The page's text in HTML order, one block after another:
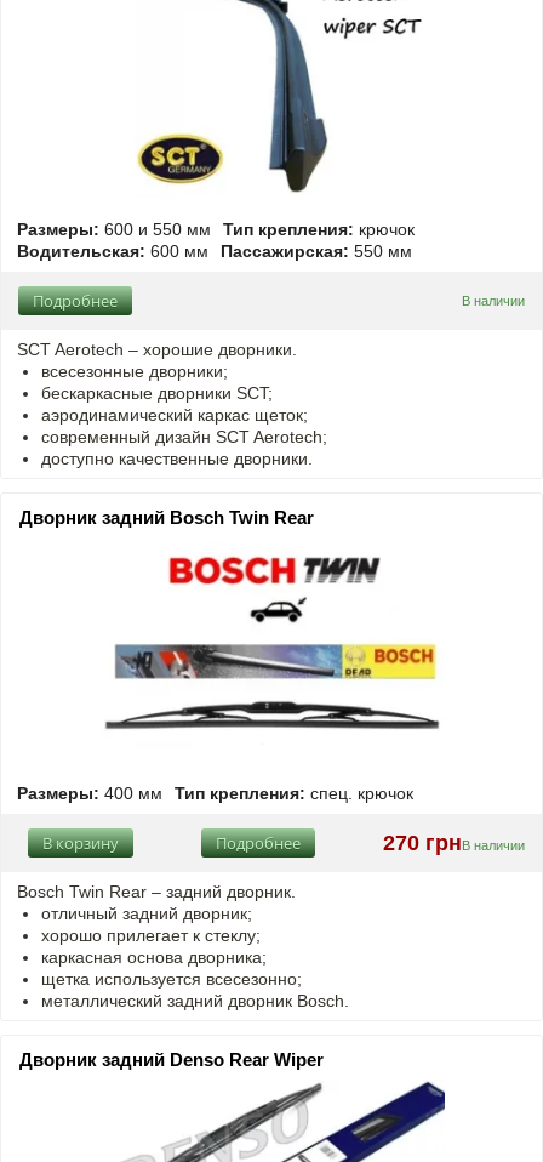
Размеры: 600 и 550 мм Тип крепления: крючок
Водительская: 600 мм Пассажирская: 550 мм
В наличии
Подробнее
SCT Aerotech – хорошие дворники.
всесезонные дворники;
бескаркасные дворники SCT;
аэродинамический каркас щеток;
современный дизайн SCT Aerotech;
доступно качественные дворники.
Дворник задний Bosch Twin Rear
Размеры: 400 мм Тип крепления: спец. крючок
270 грнВ наличии
Подробнее
В корзину
Bosch Twin Rear – задний дворник.
отличный задний дворник;
хорошо прилегает к стеклу;
каркасная основа дворника;
щетка используется всесезонно;
металлический задний дворник Bosch.
Дворник задний Denso Rear Wiper